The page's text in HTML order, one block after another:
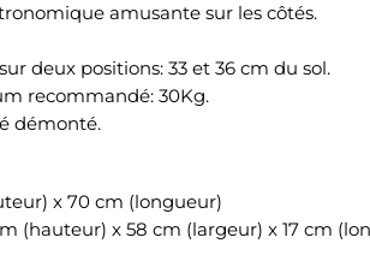
amusante sur les côtés.
deux positions: 33 et 36 cm du sol.
recommandé: 30Kg.
démonté.
x 70 cm (longueur)
(hauteur) x 58 cm (largeur) x 17 cm